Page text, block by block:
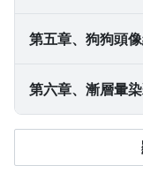
2-3 烤前肉胚撕
2-4 延伸學習｜四
3-2 鬆軟馬鈴薯
3-3 店內營業配方
3-4 蛋糕調色萬
4-1 山形抹面手法
4-2 淋面配方與流
4-3 擠花配方與
第五章、狗狗頭
5-1 韓式抹面配色
5-2 擠花配方與
第六章、漸層暈
6-1 漸層暈染抹